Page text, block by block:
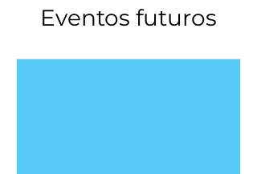
Eventos futuros